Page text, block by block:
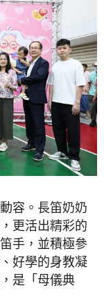
容。長笛奶奶
更活出精彩的
手，並積極參
好學的身教凝
是「母儀典